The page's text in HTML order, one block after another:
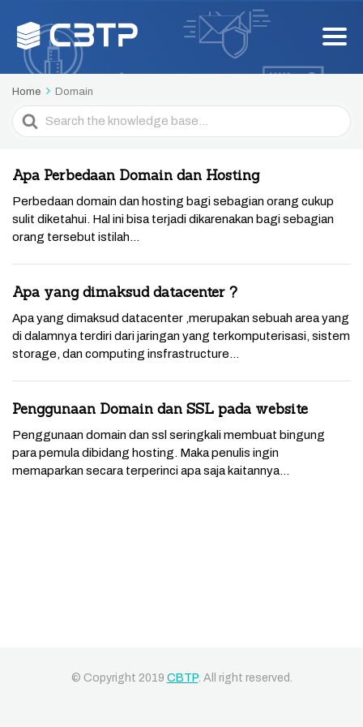
Home Domain
Search
For
Apa Perbedaan Domain dan Hosting
Perbedaan domain dan hosting bagi sebagian orang cukup
sulit diketahui. Hal ini bisa terjadi dikarenakan bagi sebagian
orang tersebut istilah...
Apa yang dimaksud datacenter ?
Apa yang dimaksud datacenter ,merupakan sebuah area yang
di dalamnya terdiri dari jaringan yang terkomputerisasi, sistem
storage, dan computing insfrastructure...
Penggunaan Domain dan SSL pada website
Penggunaan domain dan ssl seringkali membuat bingung
para pemula dibidang hosting. Maka penulis ingin
memaparkan secara terperinci apa saja kaitannya...
© Copyright 2019 CBTP. All right reserved.